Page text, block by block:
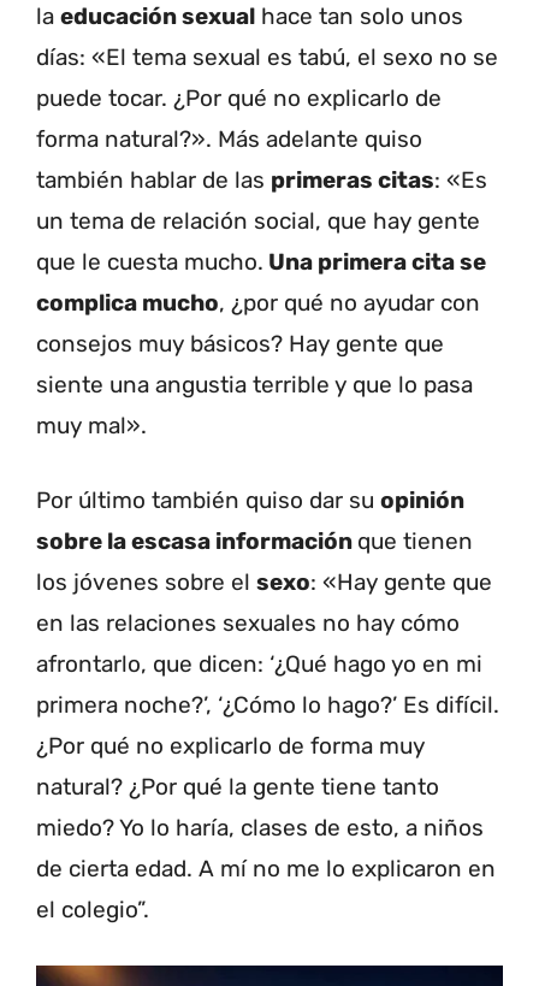
la educación sexual hace tan solo unos
días: «El tema sexual es tabú, el sexo no se
puede tocar. ¿Por qué no explicarlo de
forma natural?». Más adelante quiso
también hablar de las primeras citas: «Es
un tema de relación social, que hay gente
que le cuesta mucho. Una primera cita se
complica mucho, ¿por qué no ayudar con
consejos muy básicos? Hay gente que
siente una angustia terrible y que lo pasa
muy mal».
Por último también quiso dar su opinión
sobre la escasa información que tienen
los jóvenes sobre el sexo: «Hay gente que
en las relaciones sexuales no hay cómo
afrontarlo, que dicen: ‘¿Qué hago yo en mi
primera noche?’, ‘¿Cómo lo hago?’ Es difícil.
¿Por qué no explicarlo de forma muy
natural? ¿Por qué la gente tiene tanto
miedo? Yo lo haría, clases de esto, a niños
de cierta edad. A mí no me lo explicaron en
el colegio”.